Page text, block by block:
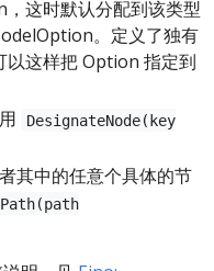
这时默认分配到该类型
。定义了独有
这样把 Option 指定到
DesignateNode(key
其中的任意个具体的节